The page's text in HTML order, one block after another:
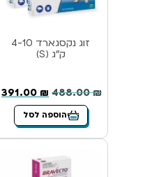
זוג נקסגארד 4-10
ק”ג (S)
488.00₪
391.00 ₪
הוספה לסל